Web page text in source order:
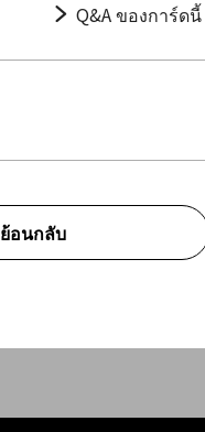
Q&A ของการ์ดนี้
ย้อนกลับ